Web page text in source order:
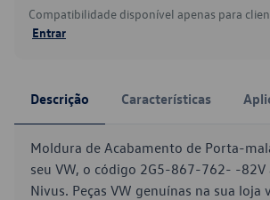
Compatibilidade disponível apenas para
Entrar
Descrição Características
Moldura de Acabamento de Porta-
seu VW, o código 2G5-867-762- -82V
Nivus. Peças VW genuínas na sua